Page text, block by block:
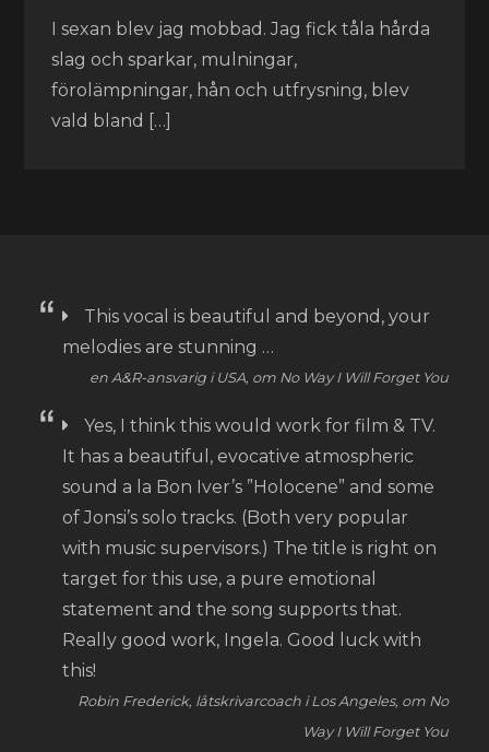
I sexan blev jag mobbad. Jag fick tåla hårda
slag och sparkar, mulningar,
förolämpningar, hån och utfrysning, blev
vald bland […]
This vocal is beautiful and beyond, your
melodies are stunning …
en A&R-ansvarig i USA, om No Way I Will Forget You
Yes, I think this would work for film & TV.
It has a beautiful, evocative atmospheric
sound a la Bon Iver’s ”Holocene” and some
of Jonsi’s solo tracks. (Both very popular
with music supervisors.) The title is right on
target for this use, a pure emotional
statement and the song supports that.
Really good work, Ingela. Good luck with
this!
Robin Frederick, låtskrivarcoach i Los Angeles, om No
Way I Will Forget You